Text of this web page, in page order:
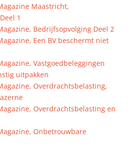
Maastricht,
1
Bedrijfsopvolging Deel 2
Een BV beschermt niet
Vastgoedbeleggingen
uitpakken
Overdrachtsbelasting,
Overdrachtsbelasting en
Onbetrouwbare